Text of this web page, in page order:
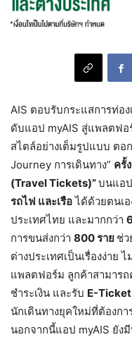
AIS ตอบรับกระแสการท่อ
ดับแอป myAIS สู่แพลตฟอ
สไตล์อย่างเต็มรูปแบบ ตอ
Journey การเดินทาง” ครั้
(Travel Tickets)”บนแอป
รถไฟ และเรือได้ด้วยตนเ
ประเทศไทย และมากกว่า
การขนส่งกว่า 800 ราย ช่ว
ต่างประเทศเป็นเรื่องง่าย
แพลตฟอร์ม ลูกค้าสามารถ
ชำระเงิน และรับ E-Ticket
นักเดินทางยุคใหม่ที่ต้องกา
นอกจากนี้แอป myAIS ยัง